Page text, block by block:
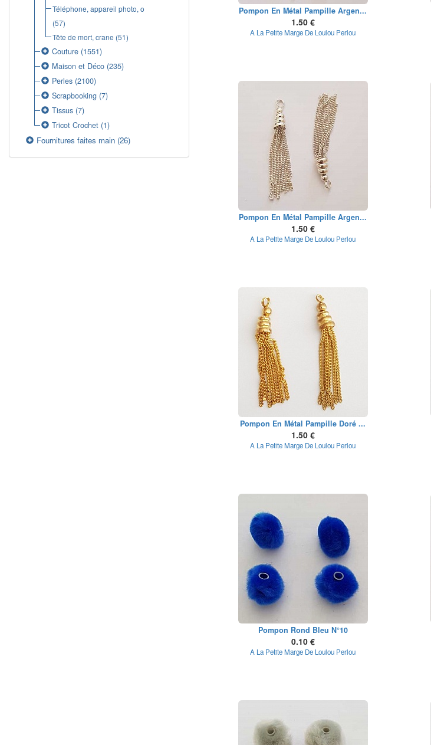
Téléphone, appareil photo, o
(57)
Tête de mort, crane (51)
Couture (1551)
Maison et Déco (235)
Perles (2100)
Scrapbooking (7)
Tissus (7)
Tricot Crochet (1)
Fournitures faites main (26)
Pompon En Métal Pampille Argen...
1.50 €
A La Petite Marge De Loulou Perlou
Pompon En Métal Pampille Argen...
1.50 €
A La Petite Marge De Loulou Perlou
Pompon En Métal Pampille Doré ...
1.50 €
A La Petite Marge De Loulou Perlou
Pompon Rond Bleu N°10
0.10 €
A La Petite Marge De Loulou Perlou